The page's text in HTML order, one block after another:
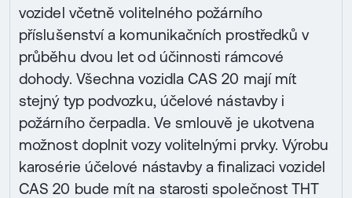
vozidel včetně volitelného požárního
příslušenství a komunikačních prostředků v
průběhu dvou let od účinnosti rámcové
dohody. Všechna vozidla CAS 20 mají mít
stejný typ podvozku, účelové nástavby i
požárního čerpadla. Ve smlouvě je ukotvena
možnost doplnit vozy volitelnými prvky. Výrobu
karosérie účelové nástavby a finalizaci vozidel
CAS 20 bude mít na starosti společnost THT